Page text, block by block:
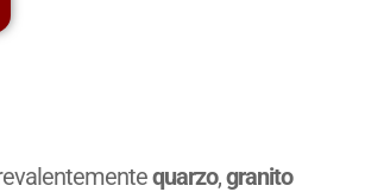
quarzo,granito